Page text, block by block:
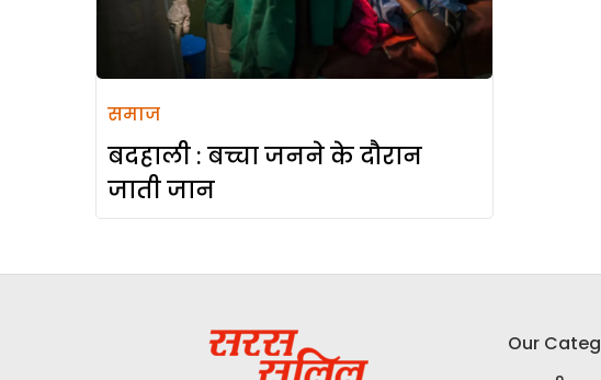
समाज
बदहाली : बच्चा जनने के दौरान
जाती जान
Our